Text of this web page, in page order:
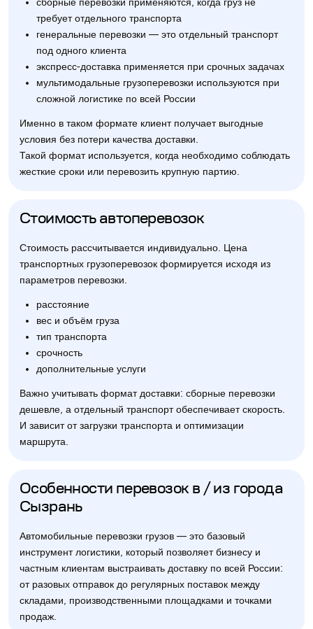
сборные перевозки применяются, когда груз не
требует отдельного транспорта
генеральные перевозки — это отдельный транспорт
под одного клиента
экспресс-доставка применяется при срочных задачах
мультимодальные грузоперевозки используются при
сложной логистике по всей России
Именно в таком формате клиент получает выгодные
условия без потери качества доставки.
Такой формат используется, когда необходимо соблюдать
жесткие сроки или перевозить крупную партию.
Стоимость автоперевозок
Стоимость рассчитывается индивидуально. Цена
транспортных грузоперевозок формируется исходя из
параметров перевозки.
расстояние
вес и объём груза
тип транспорта
срочность
дополнительные услуги
Важно учитывать формат доставки: сборные перевозки
дешевле, а отдельный транспорт обеспечивает скорость.
И зависит от загрузки транспорта и оптимизации
маршрута.
Особенности перевозок в / из города
Сызрань
Автомобильные перевозки грузов — это базовый
инструмент логистики, который позволяет бизнесу и
частным клиентам выстраивать доставку по всей России:
от разовых отправок до регулярных поставок между
складами, производственными площадками и точками
продаж.